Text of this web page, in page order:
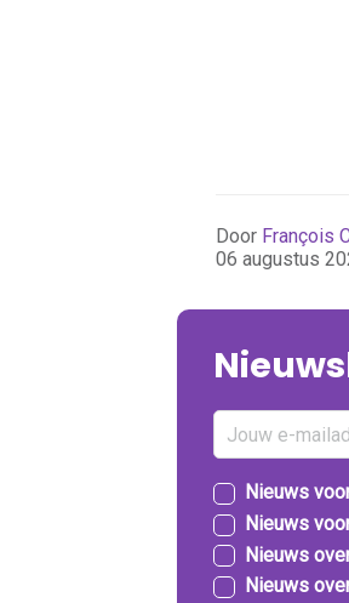
Door François
06 augustus
Nieuws
Nieuws
Nieuws
Nieuws